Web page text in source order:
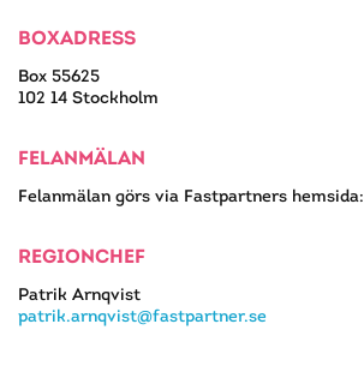
BOXADRESS
Box 55625
102 14 Stockholm
FELANMÄLAN
Felanmälan görs via Fastpartners hemsida:
REGIONCHEF
Patrik Arnqvist
patrik.arnqvist@fastpartner.se